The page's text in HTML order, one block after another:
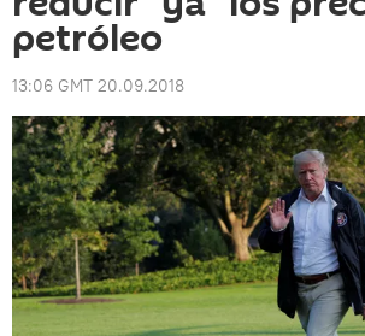
petróleo
13:06 GMT 20.09.2018